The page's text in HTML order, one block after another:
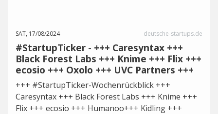
SAT, 17/08/2024 deutsche-startups.de
#StartupTicker - +++ Caresyntax +++
Black Forest Labs +++ Knime +++ Flix +++
ecosio +++ Oxolo +++ UVC Partners +++
+++ #StartupTicker-Wochenrückblick +++
Caresyntax +++ Black Forest Labs +++ Knime +++
Flix +++ ecosio +++ Humanoo+++ Kidling +++